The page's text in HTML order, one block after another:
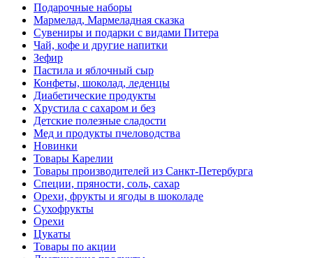
Подарочные наборы
Мармелад, Мармеладная сказка
Сувениры и подарки с видами Питера
Чай, кофе и другие напитки
Зефир
Пастила и яблочный сыр
Конфеты, шоколад, леденцы
Диабетические продукты
Хрустила с сахаром и без
Детские полезные сладости
Мед и продукты пчеловодства
Новинки
Товары Карелии
Товары производителей из Санкт-Петербурга
Специи, пряности, соль, сахар
Орехи, фрукты и ягоды в шоколаде
Сухофрукты
Орехи
Цукаты
Товары по акции